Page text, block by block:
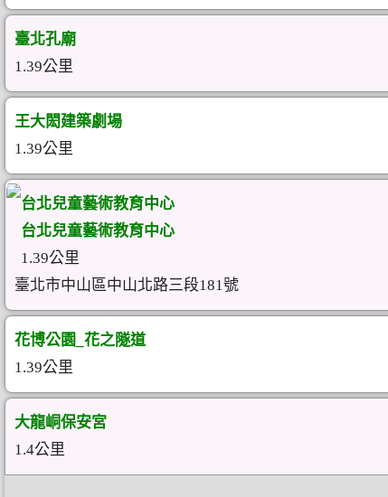
臺北孔廟
1.39公里
王大閎建築劇場
1.39公里
台北兒童藝術教育中心
台北兒童藝術教育中心
1.39公里
臺北市中山區中山北路三段181號
花博公園_花之隧道
1.39公里
大龍峒保安宮
1.4公里